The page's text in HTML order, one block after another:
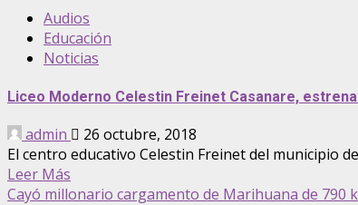
Audios
Educación
Noticias
Liceo Moderno Celestin Freinet Casanare,
admin
26 octubre, 2018
El centro educativo Celestin Freinet del municipio
Leer Más
Cayó millonario cargamento de Marihuana de 790